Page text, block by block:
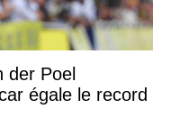
der Poel
égale le record